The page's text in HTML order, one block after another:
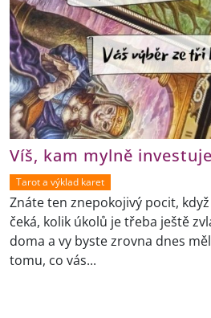
Víš, kam mylně
Tarot a výklad karet
Znáte ten znepokojivý pocit,
čeká, kolik úkolů je třeba ještě
doma a vy byste zrovna dnes
tomu, co vás...